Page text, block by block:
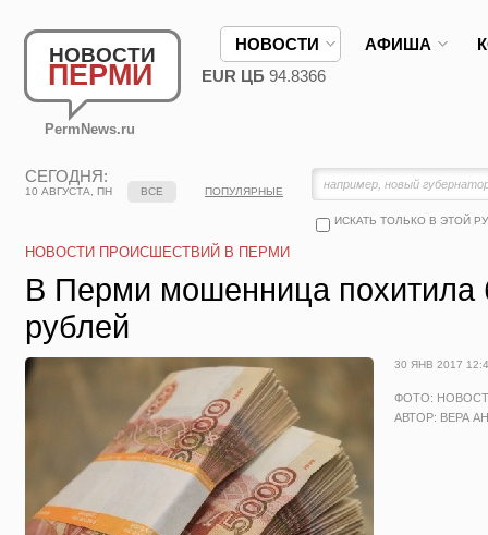
НОВОСТИ
ПЕРМИ
PermNews.ru
НОВОСТИ АФИША
EUR ЦБ 94.8366
СЕГОДНЯ:
10 АВГУСТА, ПН
ИСКАТЬ ТОЛЬКО В ЭТОЙ
ВСЕ ПОПУЛЯРНЫЕ
НОВОСТИ ПРОИСШЕСТВИЙ В ПЕРМИ
В Перми мошенница похитила
рублей
30 ЯНВ 2017
ФОТО:
АВТОР: ВЕРА